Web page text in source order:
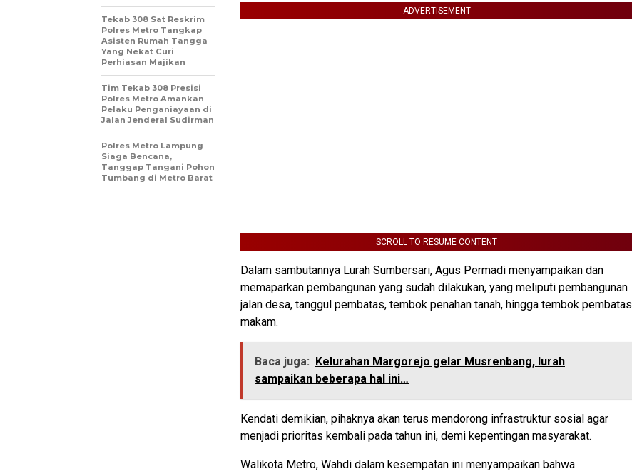
ADVERTISEMENT
SCROLL TO RESUME CONTENT
Dalam sambutannya Lurah Sumbersari, Agus Permadi menyampaikan dan
memaparkan pembangunan yang sudah dilakukan, yang meliputi pembangunan
jalan desa, tanggul pembatas, tembok penahan tanah, hingga tembok pembatas
makam.
Baca juga:
Kelurahan Margorejo gelar Musrenbang, lurah
sampaikan beberapa hal ini…
Kendati demikian, pihaknya akan terus mendorong infrastruktur sosial agar
menjadi prioritas kembali pada tahun ini, demi kepentingan masyarakat.
Walikota Metro, Wahdi dalam kesempatan ini menyampaikan bahwa
Tekab 308 Sat Reskrim
Polres Metro Tangkap
Asisten Rumah Tangga
Yang Nekat Curi
Perhiasan Majikan
Tim Tekab 308 Presisi
Polres Metro Amankan
Pelaku Penganiayaan di
Jalan Jenderal Sudirman
Polres Metro Lampung
Siaga Bencana,
Tanggap Tangani Pohon
Tumbang di Metro Barat